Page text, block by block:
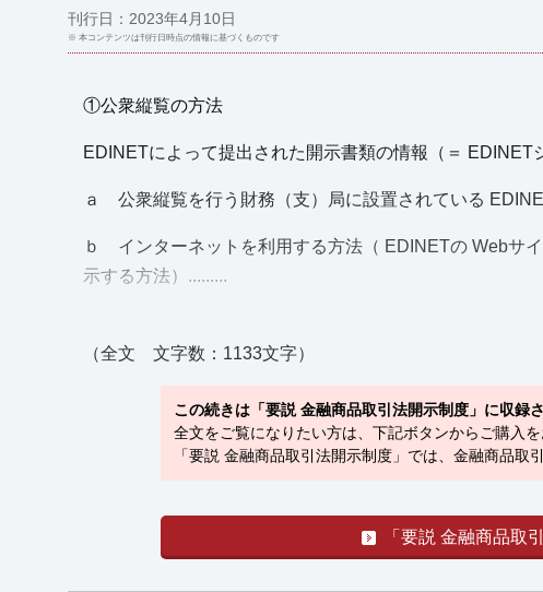
刊行日：2023年4月10日
※ 本コンテンツは刊行日時点の情報に基づくものです
①公衆縦覧の方法
EDINETによって提出された開示書類の情報（＝ EDINET
ａ 公衆縦覧を行う財務（支）局に設置されている
ｂ インターネットを利用する方法（ EDINETの Webサ
示する方法）.........
（全文 文字数：1133文字）
この続きは「要説 金融商品取引法開示制度」に収録さ
全文をご覧になりたい方は、下記ボタンからご購入を
「要説 金融商品取引法開示制度」では、金融商品取
「要説 金融商品取